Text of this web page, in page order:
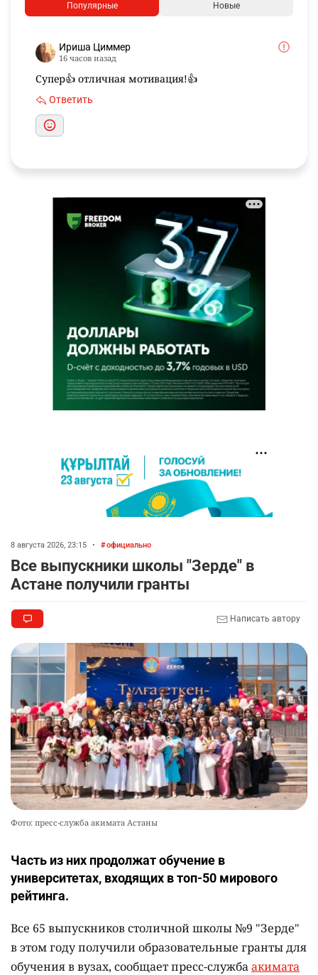
Популярные Новые
Ириша Циммер
16 часов назад
Супер👍 отличная мотивация!👍
Ответить
8 августа 2026, 23:15 • официально
Все выпускники школы "Зерде" в
Астане получили гранты
Написать автору
Фото: пресс-служба акимата Астаны
Часть из них продолжат обучение в
университетах, входящих в топ-50 мирового
рейтинга.
Все 65 выпускников столичной школы №9 "Зерде"
в этом году получили образовательные гранты для
обучения в вузах, сообщает пресс-службаакимата